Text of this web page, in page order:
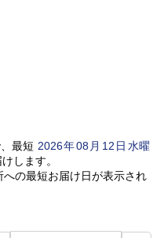
最短 2026年08 月 12 日水曜
します。
の最短お届け日が表示され